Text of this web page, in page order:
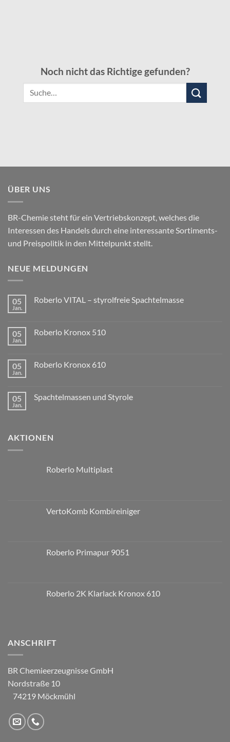
Noch nicht das Richtige gefunden?
Suche
ÜBER UNS
BR-Chemie steht für ein Vertriebskonzept, welches die
Interessen des Handels durch eine interessante Sortiments-
und Preispolitik in den Mittelpunkt stellt.
NEUE MELDUNGEN
05
Jan.
Roberlo VITAL – styrolfreie Spachtelmasse
05
Jan.
Roberlo Kronox 510
05
Jan.
Roberlo Kronox 610
05
Jan.
Spachtelmassen und Styrole
AKTIONEN
Roberlo Multiplast
VertoKomb Kombireiniger
Roberlo Primapur 9051
Roberlo 2K Klarlack Kronox 610
ANSCHRIFT
BR Chemieerzeugnisse GmbH
Nordstraße 10
74219 Möckmühl